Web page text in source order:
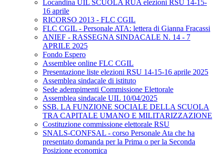
Locandina UIL SCUOLA RUA elezioni RSU 14-15-
16 aprile
RICORSO 2013 - FLC CGIL
FLC CGIL - Personale ATA: lettera di Gianna Fracassi
ANIEF - RASSEGNA SINDACALE N. 14 - 7
APRILE 2025
Fondo Espero
Assemblee online FLC CGIL
Presentazione liste elezioni RSU 14-15-16 aprile 2025
Assemblea sindacale di istituto
Sede adempimenti Commissione Elettorale
Assemblea sindacale UIL 10/04/2025
SSB. LA FUNZIONE SOCIALE DELLA SCUOLA
TRA CAPITALE UMANO E MILITARIZZAZIONE
Costituzione commissione elettorale RSU
SNALS-CONFSAL - corso Personale Ata che ha
presentato domanda per la Prima o per la Seconda
Posizione economica